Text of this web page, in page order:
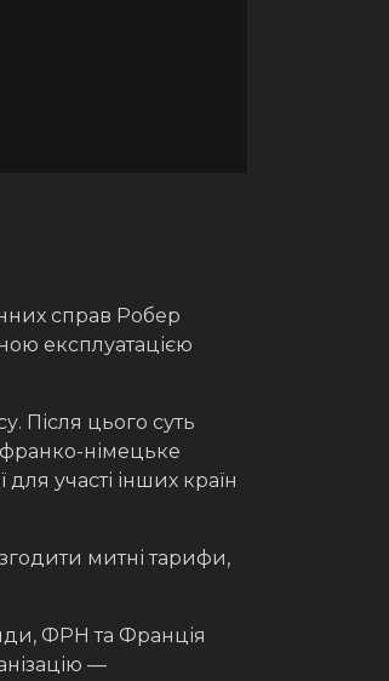
справ Робер
експлуатацією
Після цього суть
франко-німецьке
участі інших країн
митні тарифи,
ФРН та Франція
—